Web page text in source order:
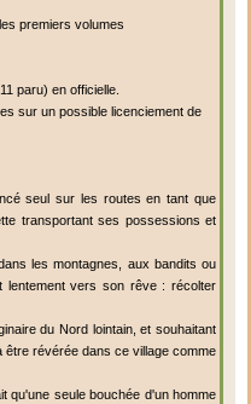
premiers volumes
paru) en officielle.
sur un possible licenciement de
seul sur les routes en tant que
transportant ses possessions et
les montagnes, aux bandits ou
lentement vers son rêve : récolter
du Nord lointain, et souhaitant
révérée dans ce village comme
qu'une seule bouchée d'un homme